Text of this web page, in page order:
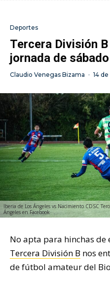
Deportes
Tercera División
jornada de
Claudio Venegas Bizama · 14
Iberia de Los Ángeles vs Nacimiento CDSC
Ángeles en Facebook
No apta para hinchas de
Tercera División B nos
de fútbol amateur del